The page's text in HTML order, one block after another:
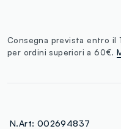
Consegna prevista entro il
per ordini superiori a 60€.
N.Art: 002694837